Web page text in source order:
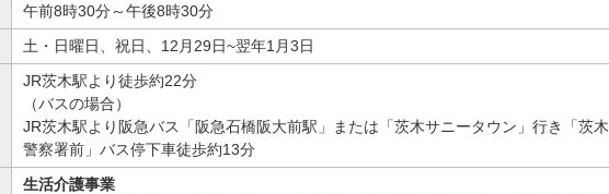
午前8時30分～午後8時30分
土・日曜日、祝日、12月29日~翌年1月3日
JR茨木駅より徒歩約22分
（バスの場合）
JR茨木駅より阪急バス「阪急石橋阪大前駅」または「茨木サニータウン」行き「茨木
警察署前」バス停下車徒歩約13分
生活介護事業